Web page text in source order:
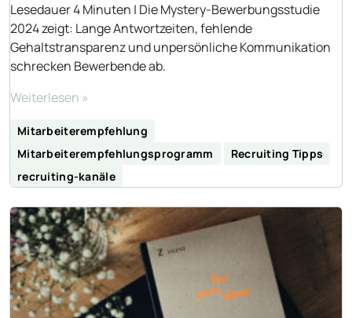
Lesedauer 4 Minuten | Die Mystery-Bewerbungsstudie
2024 zeigt: Lange Antwortzeiten, fehlende
Gehaltstransparenz und unpersönliche Kommunikation
schrecken Bewerbende ab.
Weiterlesen »
Mitarbeiterempfehlung
Mitarbeiterempfehlungsprogramm
Recruiting Tipps
recruiting-kanäle